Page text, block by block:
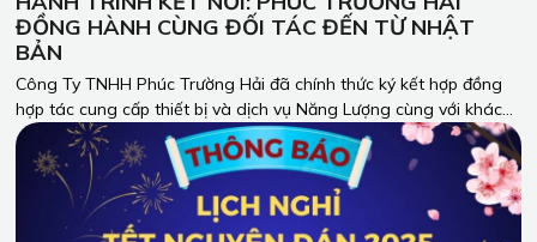
ĐỒNG HÀNH CÙNG ĐỐI TÁC ĐẾN TỪ NHẬT
BẢN
Công Ty TNHH Phúc Trường Hải đã chính thức ký kết hợp đồng
hợp tác cung cấp thiết bị và dịch vụ Năng Lượng cùng với khách
hàng đến từ Nhật Bản. Sự kiện này đánh dấu một bước tiến mới
trong hành trình phát triển của chúng tôi, mở ra cơ hội kết nối
bền chặt giữa hai nền văn hóa.